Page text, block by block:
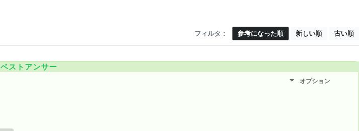
フィルタ： 参考になった順 新しい順 古い順
ベストアンサー
オプション